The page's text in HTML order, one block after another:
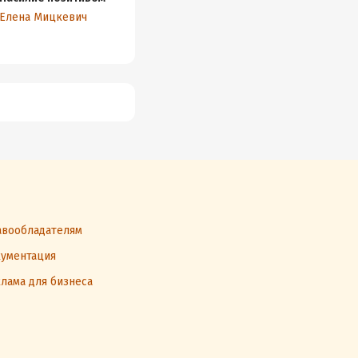
Елена Мицкевич
для бизнеса